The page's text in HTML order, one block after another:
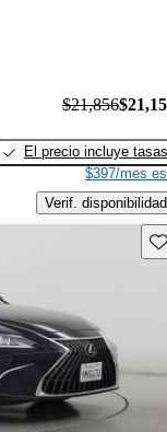
$21,856
El precio incluye tasas
$397/mes
Verif. disponibilidad